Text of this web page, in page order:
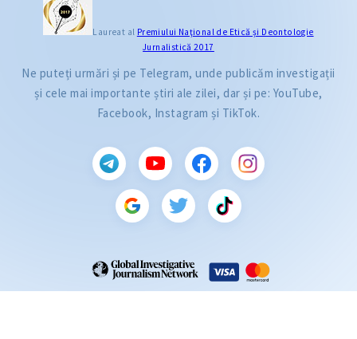
Laureat al Premiului Naţional de Etică și Deontologie
Jurnalistică 2017
Ne puteți urmări și pe Telegram, unde publicăm investigații
și cele mai importante știri ale zilei, dar și pe: YouTube,
Facebook, Instagram și TikTok.